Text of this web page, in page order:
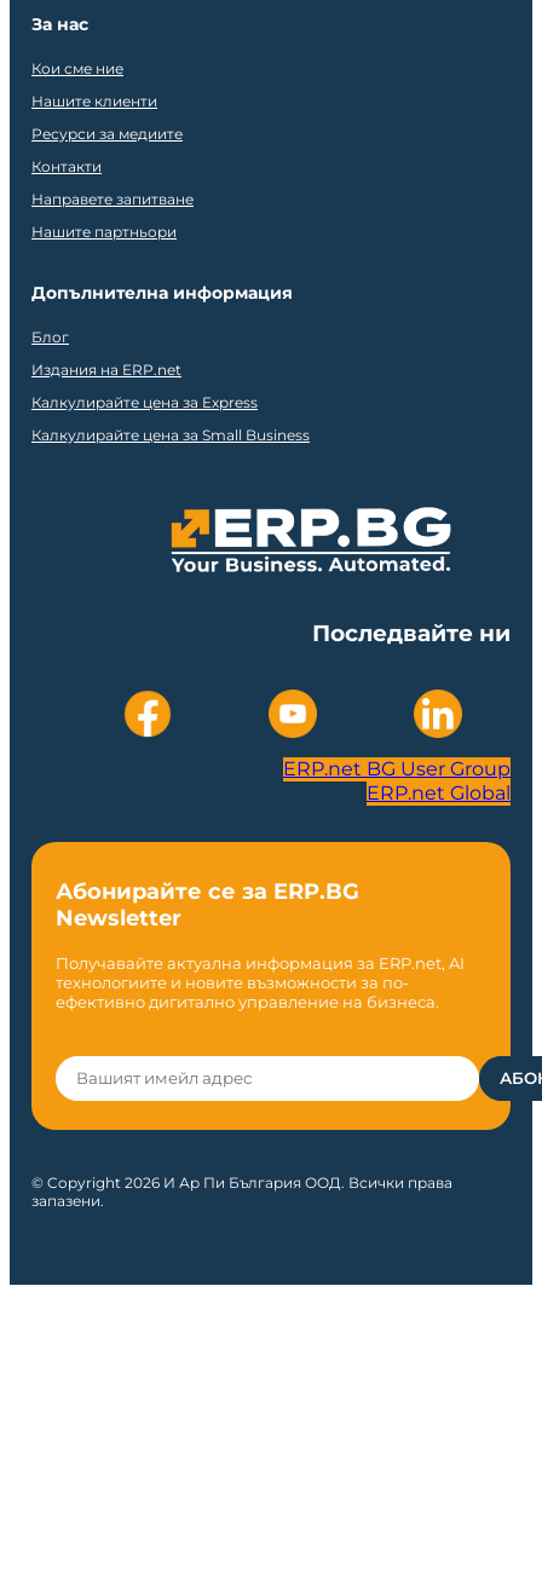
За нас
Кои сме ние
Нашите клиенти
Ресурси за медиите
Контакти
Направете запитване
Нашите партньори
Допълнителна информация
Блог
Издания на ERP.net
Калкулирайте цена за Express
Калкулирайте цена за Small Business
Последвайте ни
ERP.net BG User Group
ERP.net Global
Абонирайте се за ERP.BG
Newsletter
Получавайте актуална информация за ERP.net, AI
технологиите и новите възможности за по-
ефективно дигитално управление на бизнеса.
© Copyright 2026 И Ар Пи България ООД. Всички права
запазени.